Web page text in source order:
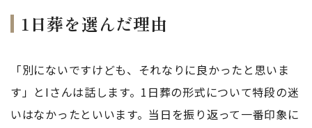
1日葬を選んだ理由
「別にないですけども、それなりに良かったと思いま
す」とIさんは話します。1日葬の形式について特段の迷
いはなかったといいます。当日を振り返って一番印象に